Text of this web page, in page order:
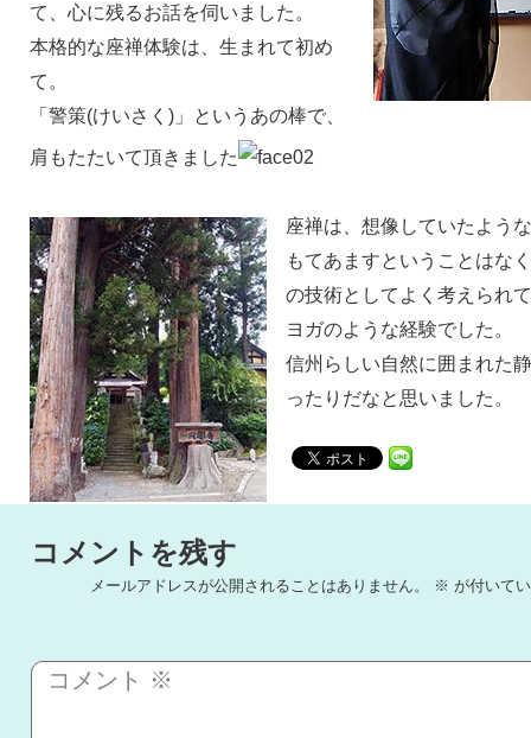
て、心に残るお話を伺いました。
本格的な座禅体験は、生まれて初め
て。
「警策(けいさく)」というあの棒で、
肩もたたいて頂きました
座禅は、想像していたよう
もてあますということはな
の技術としてよく考えられ
ヨガのような経験でした。
信州らしい自然に囲まれた
ったりだなと思いました。
コメントを残す
メールアドレスが公開されることはありません。 ※ が付いて
コメント ※